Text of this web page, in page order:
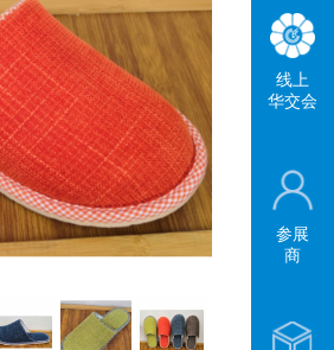
线上
华交会
参展
商